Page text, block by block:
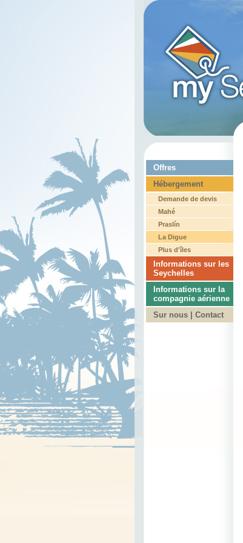
Offres
Hébergement
Demande de devis
Mahé
Praslín
La Digue
Plus d'îles
Informations sur les
Seychelles
Informations sur la
compagnie aérienne
Sur nous | Contact